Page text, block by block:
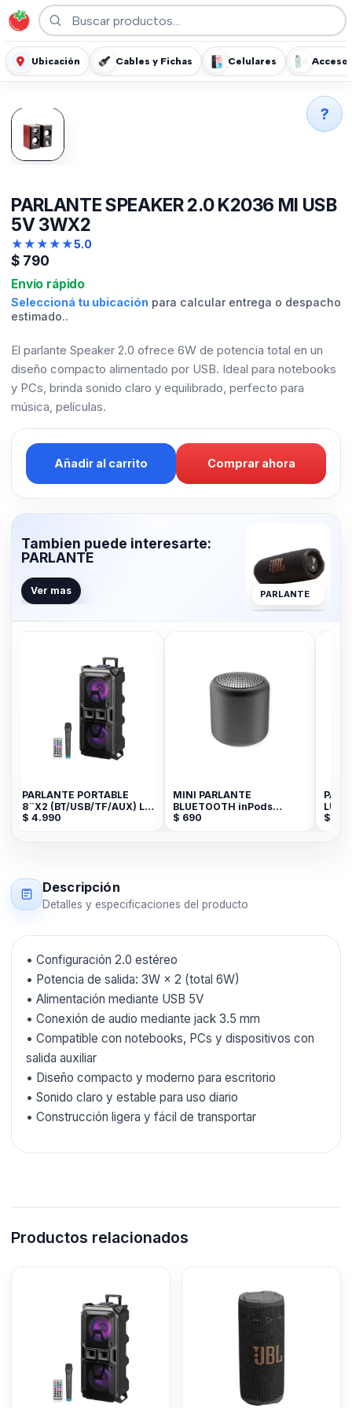
Ubicación Cables y Fichas Celulares
PARLANTE SPEAKER 2.0 K2036 MI USB
5V 3WX2
★★★★★5.0
$ 790
Envío rápido
Seleccioná tu ubicación para calcular entrega o despacho
estimado..
El parlante Speaker 2.0 ofrece 6W de potencia total en un
diseño compacto alimentado por USB. Ideal para notebooks
y PCs, brinda sonido claro y equilibrado, perfecto para
música, películas.
Añadir al carrito Comprar ahora
Tambien puede interesarte:
PARLANTE
Ver mas PARLANTE
PARLANTE PORTABLE
8¨X2 (BT/USB/TF/AUX) LT-
2801XBT
$ 4.990
MINI PARLANTE
BLUETOOTH inPods
LITTLE FUN TWS
$ 690
LUZ
$
Descripción
Detalles y especificaciones del producto
• Configuración 2.0 estéreo
• Potencia de salida: 3W × 2 (total 6W)
• Alimentación mediante USB 5V
• Conexión de audio mediante jack 3.5 mm
• Compatible con notebooks, PCs y dispositivos con
salida auxiliar
• Diseño compacto y moderno para escritorio
• Sonido claro y estable para uso diario
• Construcción ligera y fácil de transportar
Productos relacionados
?